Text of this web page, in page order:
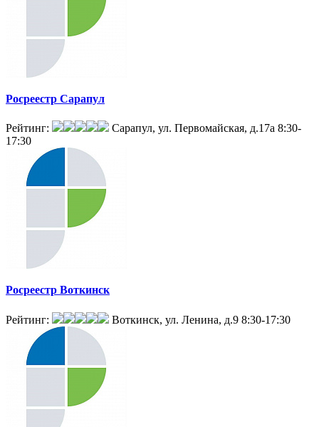
Росреестр Сарапул
Рейтинг: Сарапул, ул. Первомайская, д.17а 8:30-
17:30
Росреестр Воткинск
Рейтинг: Воткинск, ул. Ленина, д.9 8:30-17:30